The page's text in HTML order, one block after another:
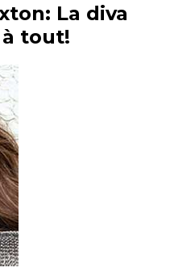
La diva
tout!